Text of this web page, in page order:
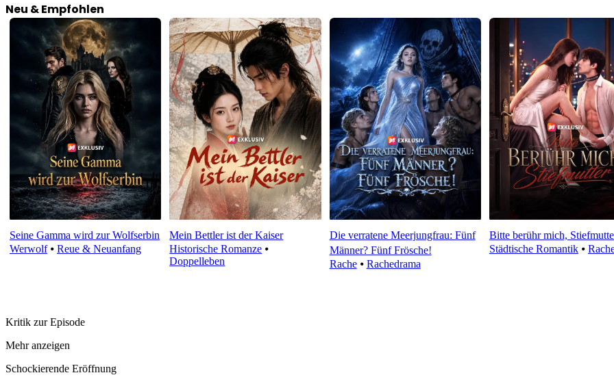
Neu & Empfohlen
Seine Gamma wird zur Wolfserbin
Werwolf⦁ Reue & Neuanfang
Mein Bettler ist der Kaiser
Historische Romanze ⦁
Doppelleben
Die verratene Meerjungfrau: Fünf
Männer? Fünf Frösche!
Rache⦁ Rachedrama
Bitte berühr mich,
Städtische Romantik⦁
Kritik zur Episode
Mehr anzeigen
Schockierende Eröffnung